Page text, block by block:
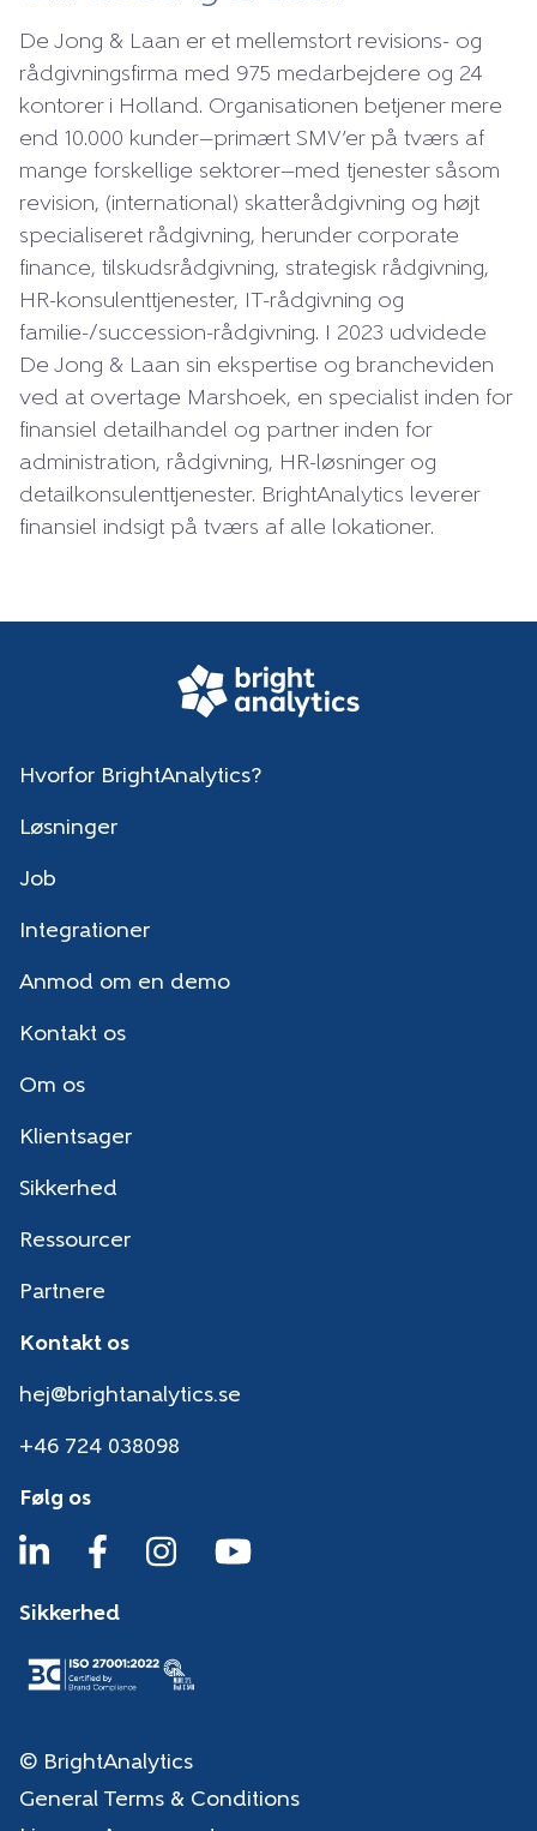
De Jong & Laan er et mellemstort revisions- og
rådgivningsfirma med 975 medarbejdere og 24
kontorer i Holland. Organisationen betjener mere
end 10.000 kunder—primært SMV’er på tværs af
mange forskellige sektorer—med tjenester såsom
revision, (international) skatterådgivning og højt
specialiseret rådgivning, herunder corporate
finance, tilskudsrådgivning, strategisk rådgivning,
HR-konsulenttjenester, IT-rådgivning og
familie-/succession-rådgivning. I 2023 udvidede
De Jong & Laan sin ekspertise og brancheviden
ved at overtage Marshoek, en specialist inden for
finansiel detailhandel og partner inden for
administration, rådgivning, HR-løsninger og
detailkonsulenttjenester. BrightAnalytics leverer
finansiel indsigt på tværs af alle lokationer.
Hvorfor BrightAnalytics?
Løsninger
Job
Integrationer
Anmod om en demo
Kontakt os
Om os
Klientsager
Sikkerhed
Ressourcer
Partnere
Kontakt os
hej@brightanalytics.se
+46 724 038098
Følg os
Sikkerhed
© BrightAnalytics
General Terms & Conditions